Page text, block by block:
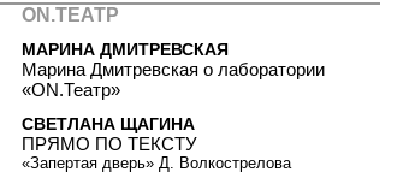
ON.ТЕАТР
МАРИНА ДМИТРЕВСКАЯ
Марина Дмитревская о лаборатории
«ON.Театр»
СВЕТЛАНА ЩАГИНА
ПРЯМО ПО ТЕКСТУ
«Запертая дверь» Д. Волкострелова